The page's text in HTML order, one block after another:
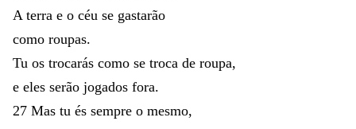
A terra e o céu se gastarão
como roupas.
Tu os trocarás como se troca de roupa,
e eles serão jogados fora.
27 Mas tu és sempre o mesmo,